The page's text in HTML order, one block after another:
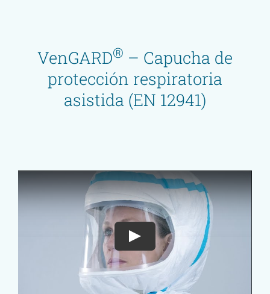
VenGARD® – Capucha de
protección respiratoria
asistida (EN 12941)